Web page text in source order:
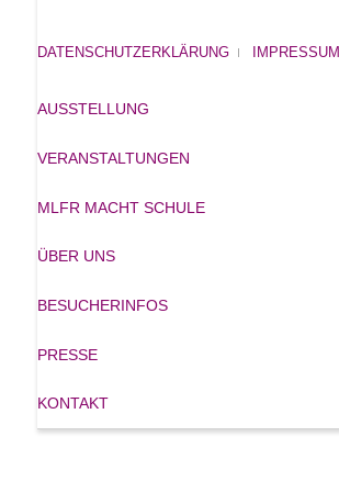
DATENSCHUTZERKLÄRUNG IMPRESSUM
AUSSTELLUNG
VERANSTALTUNGEN
MLFR MACHT SCHULE
ÜBER UNS
BESUCHERINFOS
PRESSE
KONTAKT